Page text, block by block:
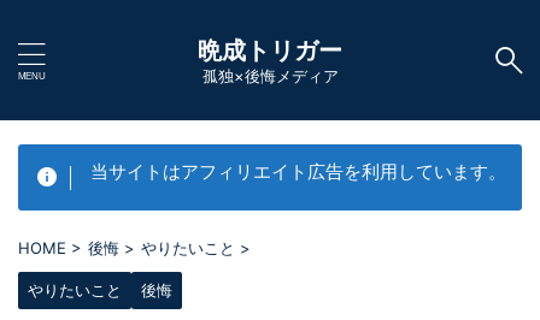
晩成トリガー
孤独×後悔メディア
当サイトはアフィリエイト広告を利用しています。
HOME > 後悔 > やりたいこと >
やりたいこと 後悔